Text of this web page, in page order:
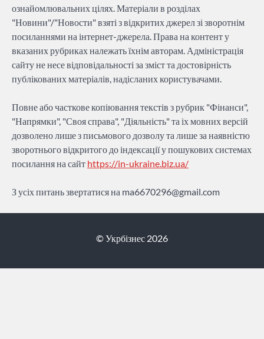
ознайомлювальних цілях. Матеріали в розділах
"Новини"/"Новости" взяті з відкритих джерел зі зворотнім
посиланнями на інтернет-джерела. Права на контент у
вказаних рубриках належать їхнім авторам. Адміністрація
сайту не несе відповідальності за зміст та достовірність
публікованих матеріалів, надісланих користувачами.
Повне або часткове копіювання текстів з рубрик "Фінанси",
"Напрямки", "Своя справа", "Діяльність" та іх мовних версій
дозволено лише з письмового дозволу та лише за наявністю
зворотнього відкритого до індексації у пошукових системах
посилання на сайт https://in-ukraine.biz.ua/
З усіх питань звертатися на ma6670296@gmail.com
© Укрбізнес 2026